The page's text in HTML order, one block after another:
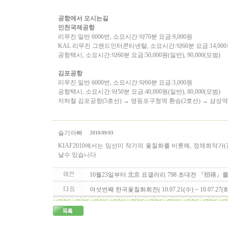
공항에서 오시는길
인천국제공항
리무진 일반 6006번, 소요시간:약70분 요금:9,000원
KAL 리무진 그랜드인터콘티넨탈, 소요시간:약60분 요금
공항택시, 소요시간:약60분 요금:50,000원(일반), 90,000(모범)
김포공항
리무진 일반 6000번, 소요시간:약60분 요금:3,000원
공항택시, 소요시간:약50분 요금:40,000원(일반), 80,000(모범)
지하철 김포공항(5호선) → 영등포구청역 환승(2호선) → 삼성
슬기아빠 2010/09/03
KIAF2010에서는 임선미 작가의 옻칠화를 비롯해, 정채희작
날수 있습니다
10월23일부터 北京 표갤러리 798 초대전 『招禧』
여섯번째 한국옻칠화회전( 10.07.21(수) ~ 10.07.27(